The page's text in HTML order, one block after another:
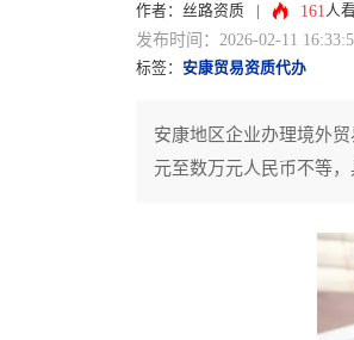
作者：丝路资质 161 人
发布时间：2026-02-11
标签： 安康贸易资质代办
安康地区企业办理境外
元至数万元人民币不等